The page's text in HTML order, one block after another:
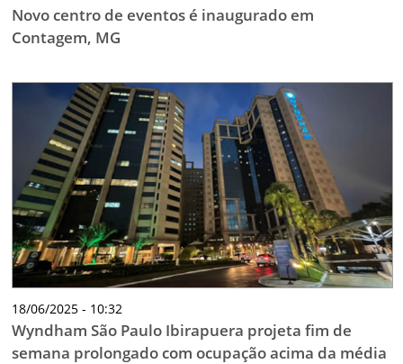
Novo centro de eventos é inaugurado em
Contagem, MG
18/06/2025 - 10:32
Wyndham São Paulo Ibirapuera projeta fim de
semana prolongado com ocupação acima da média